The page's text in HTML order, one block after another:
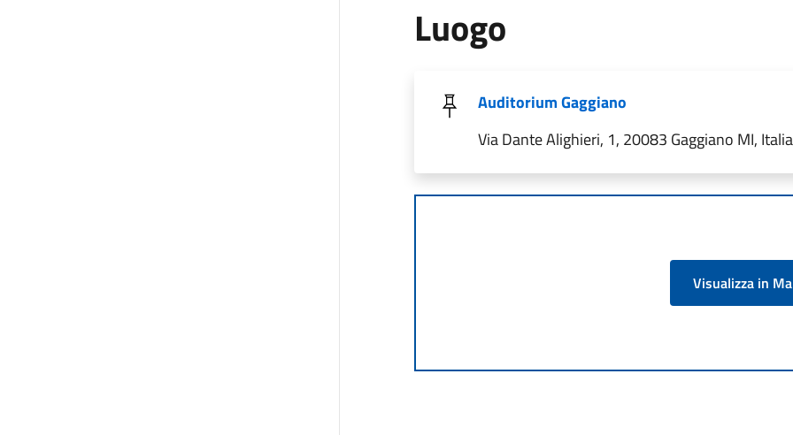
Luogo
Auditorium Gaggiano
Via Dante Alighieri, 1, 20083 Gaggiano MI, Italia
Visualizza in